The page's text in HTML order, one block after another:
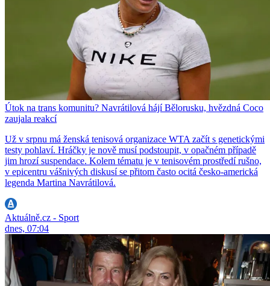
Útok na trans komunitu? Navrátilová hájí Bělorusku, hvězdná Coco
zaujala reakcí
Už v srpnu má ženská tenisová organizace WTA začít s genetickými
testy pohlaví. Hráčky je nově musí podstoupit, v opačném případě
jim hrozí suspendace. Kolem tématu je v tenisovém prostředí rušno,
v epicentru vášnivých diskusí se přitom často ocitá česko-americká
legenda Martina Navrátilová.
Aktuálně.cz - Sport
dnes, 07:04